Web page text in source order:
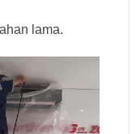
lama.